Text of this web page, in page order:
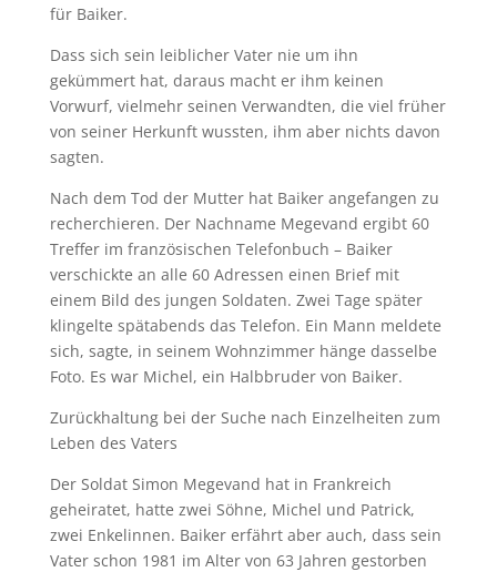
für Baiker.
Dass sich sein leiblicher Vater nie um ihn
gekümmert hat, daraus macht er ihm keinen
Vorwurf, vielmehr seinen Verwandten, die viel früher
von seiner Herkunft wussten, ihm aber nichts davon
sagten.
Nach dem Tod der Mutter hat Baiker angefangen zu
recherchieren. Der Nachname Megevand ergibt 60
Treffer im französischen Telefonbuch – Baiker
verschickte an alle 60 Adressen einen Brief mit
einem Bild des jungen Soldaten. Zwei Tage später
klingelte spätabends das Telefon. Ein Mann meldete
sich, sagte, in seinem Wohnzimmer hänge dasselbe
Foto. Es war Michel, ein Halbbruder von Baiker.
Zurückhaltung bei der Suche nach Einzelheiten zum
Leben des Vaters
Der Soldat Simon Megevand hat in Frankreich
geheiratet, hatte zwei Söhne, Michel und Patrick,
zwei Enkelinnen. Baiker erfährt aber auch, dass sein
Vater schon 1981 im Alter von 63 Jahren gestorben